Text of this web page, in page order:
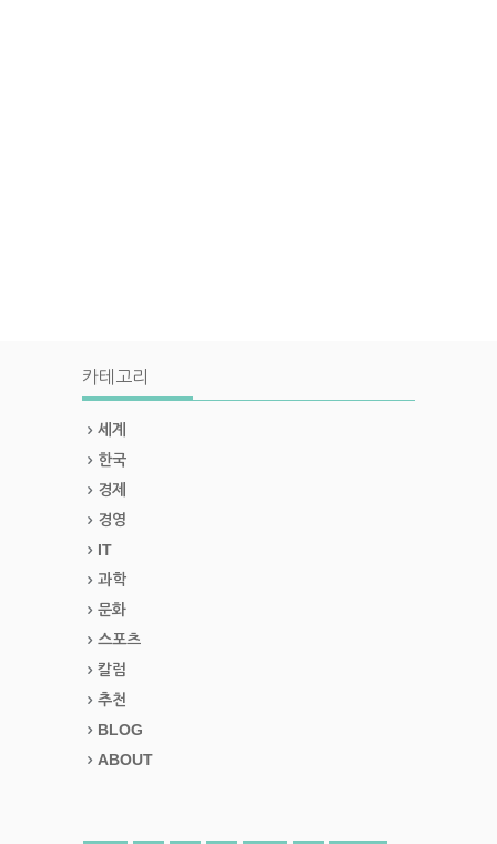
카테고리
세계
한국
경제
경영
IT
과학
문화
스포츠
칼럼
추천
BLOG
ABOUT